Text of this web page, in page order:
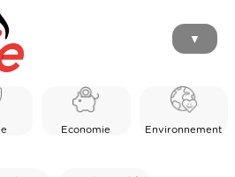
▼
Economie Environnement